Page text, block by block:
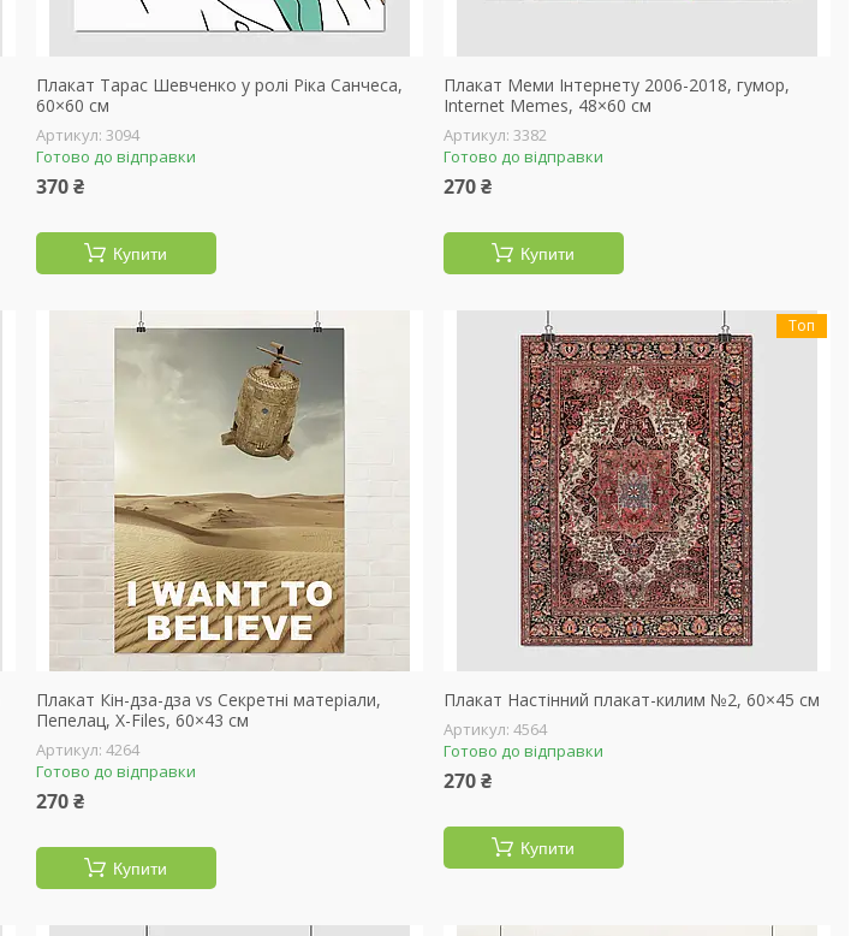
Плакат Тарас Шевченко у ролі Ріка Санчеса,
60×60 см
3094
Готово до відправки
370 ₴
Купити
Плакат Меми Інтернету 2006-2018, гумор,
Internet Memes, 48×60 см
3382
Готово до відправки
270 ₴
Купити
Плакат Кін-дза-дза vs Секретні матеріали,
Пепелац, X-Files, 60×43 см
4264
Готово до відправки
270 ₴
Купити
Топ
Плакат Настінний плакат-килим №2, 60×45 см
4564
Готово до відправки
270 ₴
Купити